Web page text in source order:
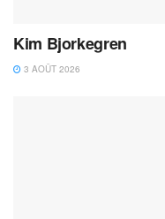
Kim Bjorkegren
3 AOÛT 2026